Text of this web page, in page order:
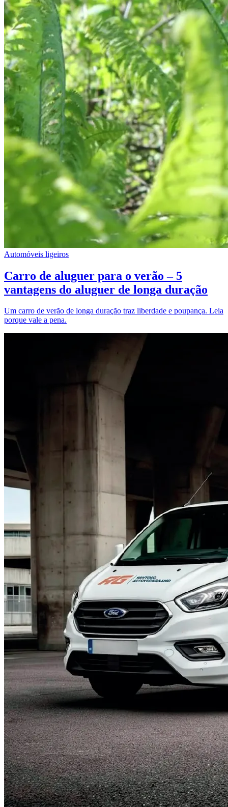
Automóveis ligeiros
Carro de aluguer para o verão – 5
vantagens do aluguer de longa duração
Um carro de verão de longa duração traz liberdade e poupança. Leia
porque vale a pena.